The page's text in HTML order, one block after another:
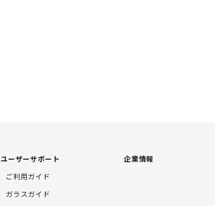
ユーザーサポート
ご利用ガイド
ガラスガイド
企業情報